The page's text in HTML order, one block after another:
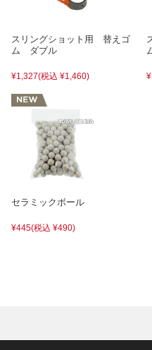
スリングショット用 替えゴ
ム ダブル
¥1,327(税込 ¥1,460)
セラミックボール
¥445(税込 ¥490)